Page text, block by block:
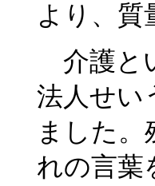
より、質
介護と
法人せい
ました
れの言葉